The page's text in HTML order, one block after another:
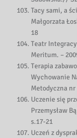
Tacy sami, a
Małgorzata
18
Teatr
Meritum. –
Terapia
Wychowanie
Metodyczna
Uczenie się
Przemysław
s.17-21
Uczeń z